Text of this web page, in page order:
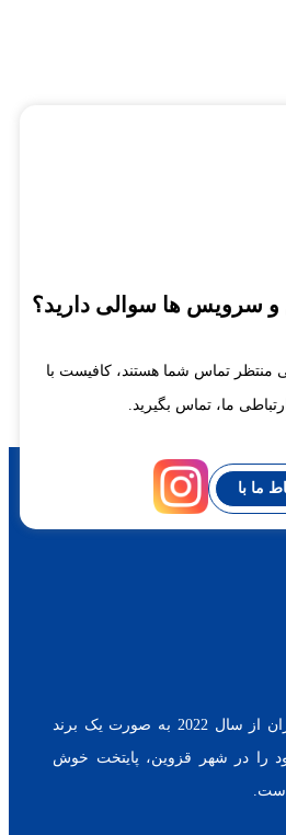
ها سوالی دارید؟
منتظر تماس شما هستند، کافیست با
ما، تماس بگیرید.
ما با
گالری طلا و جواهر امیران از سال 2022 به صورت یک برند
را در شهر قزوین، پایتخت خوش